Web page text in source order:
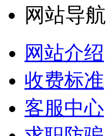
网站导航
网站介绍
收费标准
客服中心